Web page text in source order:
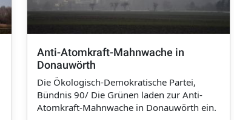
Anti-Atomkraft-Mahnwache in
Donauwörth
Die Ökologisch-Demokratische Partei,
Bündnis 90/ Die Grünen laden zur Anti-
Atomkraft-Mahnwache in Donauwörth ein.